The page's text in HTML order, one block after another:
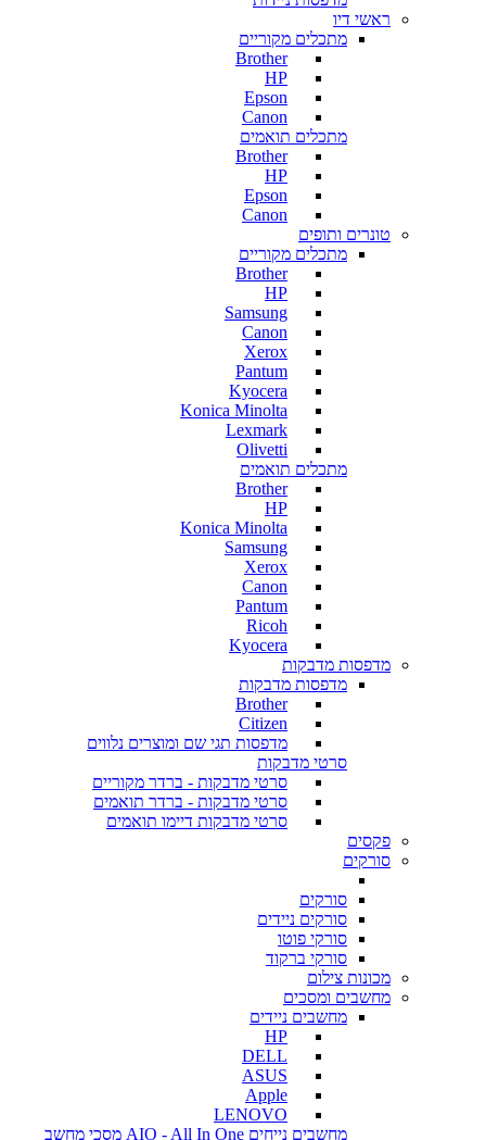
ראשי דיו
מתכלים מקוריים
Brother
HP
Epson
Canon
מתכלים תואמים
Brother
HP
Epson
Canon
טונרים ותופים
מתכלים מקוריים
Brother
HP
Samsung
Canon
Xerox
Pantum
Kyocera
Konica Minolta
Lexmark
Olivetti
מתכלים תואמים
Brother
HP
Konica Minolta
Samsung
Xerox
Canon
Pantum
Ricoh
Kyocera
מדפסות מדבקות
מדפסות מדבקות
Brother
Citizen
מדפסות תגי שם ומוצרים נלווים
סרטי מדבקות
סרטי מדבקות - ברדר מקוריים
סרטי מדבקות - ברדר תואמים
סרטי מדבקות דיימו תואמים
פקסים
סורקים
סורקים
סורקים ניידים
סורקי פוטו
סורקי ברקוד
מכונות צילום
מחשבים ומסכים
מחשבים ניידים
HP
DELL
ASUS
Apple
LENOVO
מחשבים נייחים AIO - All In One מסכי מחשב